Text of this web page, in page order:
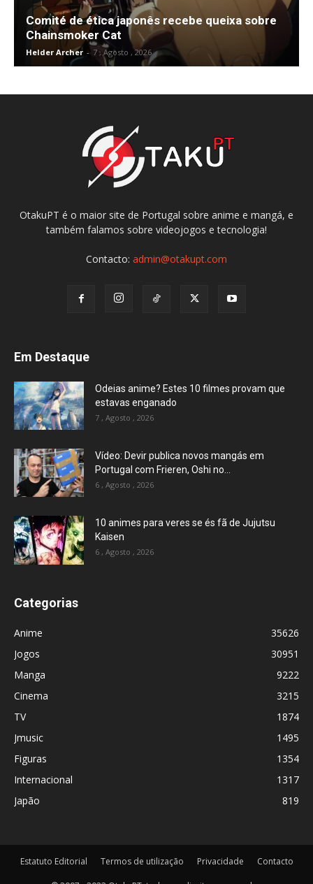
Comité de ética japonês recebe queixa sobre
Chainsmoker Cat
Helder Archer - 7 , Agosto , 2026
OtakuPT é o maior site de Portugal sobre anime e mangá, e
também falamos sobre videojogos e tecnologia!
Contacto: admin@otakupt.com
Em Destaque
Odeias anime? Estes 10 filmes provam que
estavas enganado
7 , Agosto , 2026
Vídeo: Devir publica novos mangás em
Portugal com Frieren, Oshi no...
6 , Agosto , 2026
10 animes para veres se és fã de Jujutsu
Kaisen
6 , Agosto , 2026
Categorias
Anime
35626
Jogos
30951
Manga
9222
Cinema
3215
TV
1874
Jmusic
1495
Figuras
1354
Internacional
1317
Japão
819
Estatuto Editorial Termos de utilização Privacidade Contacto